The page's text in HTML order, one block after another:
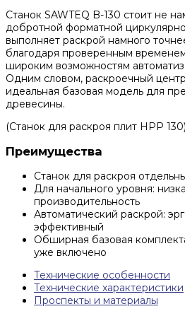
Станок SAWTEQ B-130 стоит не
добротной форматной
выполняет раскрой намного
благодаря проверенным
широким возможностям
Одним словом, раскроечный
идеальная базовая модель для
древесины.
(Станок для раскроя плит HPP 130)
Преимущества
Станок для раскроя
Для начального уровня:
производительность
Автоматический раскрой:
эффективный
Обширная базовая
уже включено
Технические особенности
Технические характеристики
Проспекты и материалы